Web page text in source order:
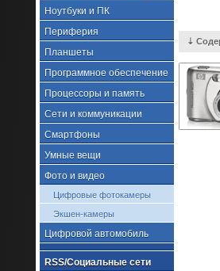
Ноутбуки и ПК
Периферия
Планшеты
Программное обеспечение
Процессоры и память
Сети и коммуникации
Смартфоны
Умные вещи
Фото и видео
Цифровые фотокамеры
Экшен-камеры
Цифровой автомобиль
RSS/Социальные сети
⇣